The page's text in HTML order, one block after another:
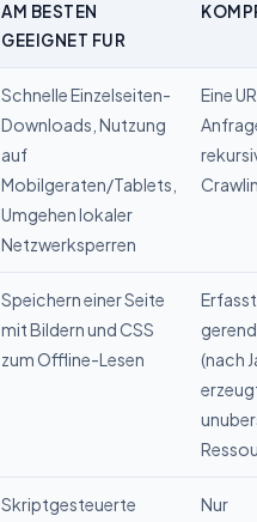
AM BESTEN
GEEIGNET FUR
Schnelle Einzelseiten-
Downloads, Nutzung
auf
Mobilgeraten/Tablets,
Umgehen lokaler
Netzwerksperren
Eine
Speichern einer Seite
mit Bildern und CSS
zum Offline-Lesen
(nach
Skriptgesteuerte
Nur